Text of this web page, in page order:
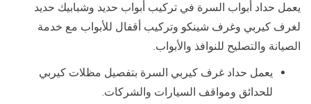
يعمل حداد أبواب السرة في تركيب أبواب حديد وشبابيك حديد
لغرف كيربي وغرف شينكو وتركيب أقفال للأبواب مع خدمة
الصيانة والتصليح للنوافذ والأبواب.
يعمل حداد غرف كيربي السرة بتفصيل مظلات كيربي
للحدائق ومواقف السيارات والشركات.